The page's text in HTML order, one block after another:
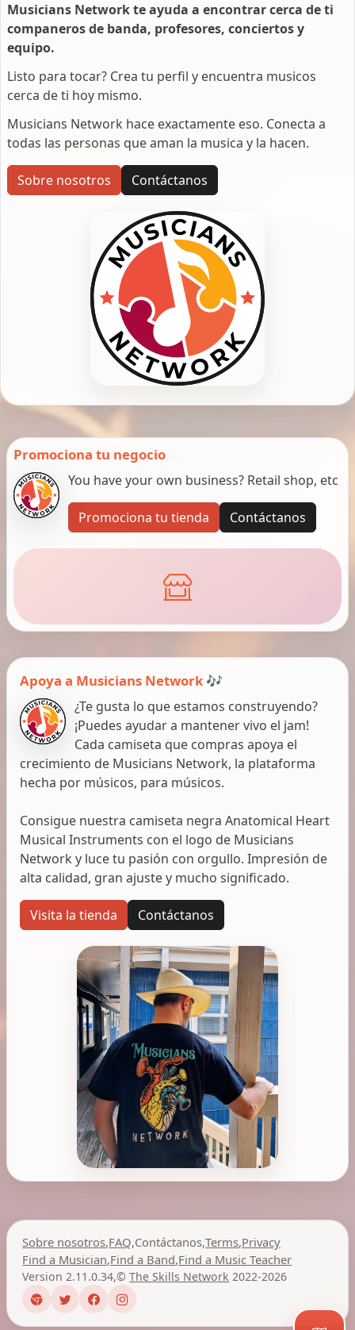
Musicians Network te ayuda a encontrar cerca de ti
companeros de banda, profesores, conciertos y
equipo.
Listo para tocar? Crea tu perfil y encuentra musicos
cerca de ti hoy mismo.
Musicians Network hace exactamente eso. Conecta a
todas las personas que aman la musica y la hacen.
Sobre nosotros Contáctanos
Promociona tu negocio
You have your own business? Retail shop, etc
Promociona tu tienda Contáctanos
Apoya a Musicians Network 🎶
¿Te gusta lo que estamos construyendo?
¡Puedes ayudar a mantener vivo el jam!
Cada camiseta que compras apoya el
crecimiento de Musicians Network, la plataforma
hecha por músicos, para músicos.
Consigue nuestra camiseta negra Anatomical Heart
Musical Instruments con el logo de Musicians
Network y luce tu pasión con orgullo. Impresión de
alta calidad, gran ajuste y mucho significado.
Visita la tienda Contáctanos
Sobre nosotros,FAQ,Contáctanos,Terms,Privacy
Find a Musician,Find a Band,Find a Music Teacher
Version 2.11.0.34,©The Skills Network 2022-2026